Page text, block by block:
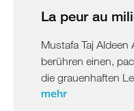
La peur au
Mustafa Taj Aldeen
berühren einen,
die grauenhaften
mehr